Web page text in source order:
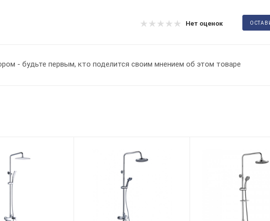
Нет оценок
- будьте первым, кто поделится своим мнением об этом товаре